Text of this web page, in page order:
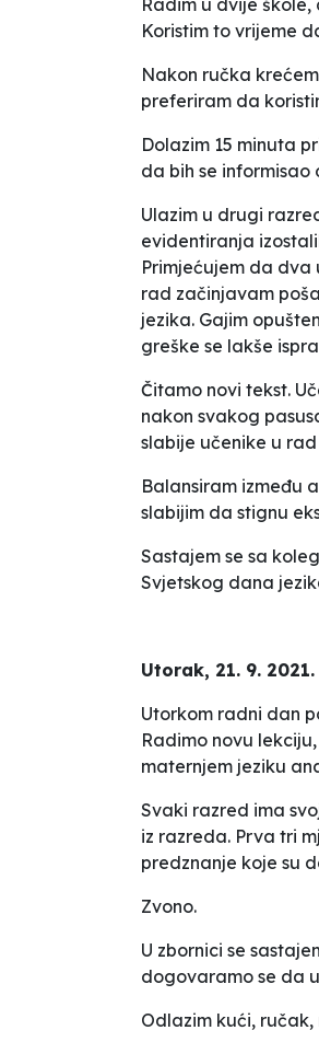
Koristim to vrijeme
Nakon ručka
preferiram da
Dolazim 15 minuta
da bih se informisao
Ulazim u drugi
evidentiranja
Primjećujem da dva
rad začinjavam
jezika. Gajim
greške se lakše
Čitamo novi tekst.
nakon svakog
slabije učenike u
Balansiram između
slabijim da stignu
Sastajem se sa
Svjetskog dana
Utorak, 21. 9.
Utorkom radni dan
Radimo novu
maternjem jeziku
Svaki razred ima
iz razreda. Prva tri
predznanje koje su
Zvono.
U zbornici se
dogovaramo se da
Odlazim kući,